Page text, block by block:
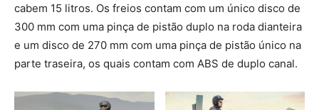
cabem 15 litros. Os freios contam com um único disco de
300 mm com uma pinça de pistão duplo na roda dianteira
e um disco de 270 mm com uma pinça de pistão único na
parte traseira, os quais contam com ABS de duplo canal.